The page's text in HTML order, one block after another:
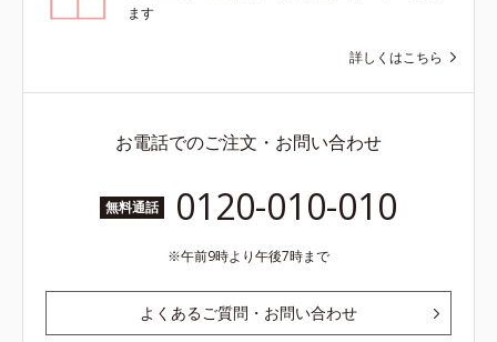
ます
詳しくはこちら
お電話でのご注文・お問い合わせ
無料通話 0120-010-010
午前9時より午後7時まで
よくあるご質問・お問い合わせ